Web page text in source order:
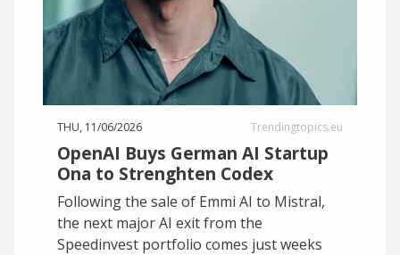
THU, 11/06/2026 Trendingtopics.eu
OpenAI Buys German AI Startup
Ona to Strenghten Codex
Following the sale of Emmi AI to Mistral,
the next major AI exit from the
Speedinvest portfolio comes just weeks